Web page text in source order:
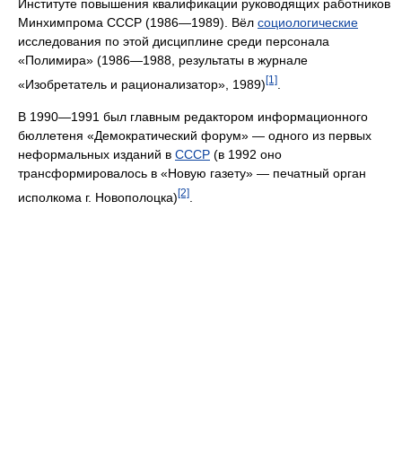
Институте повышения квалификации руководящих работников
Минхимпрома СССР (1986—1989). Вёл социологические
исследования по этой дисциплине среди персонала
«Полимира» (1986—1988, результаты в журнале
«Изобретатель и рационализатор», 1989)[1]
В 1990—1991 был главным редактором информационного
бюллетеня «Демократический форум» — одного из первых
неформальных изданий в СССР (в 1992 оно
трансформировалось в «Новую газету» — печатный орган
исполкома г. Новополоцка)[2]